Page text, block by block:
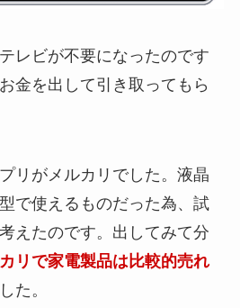
レビが不要になったのです
金を出して引き取ってもら
リがメルカリでした。液晶
で使えるものだった為、試
えたのです。出してみて分
リで家電製品は比較的売れ
た。